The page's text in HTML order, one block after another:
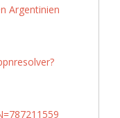
Argentinien